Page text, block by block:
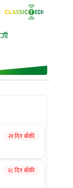
२१ दिन बाँकी
२८ दिन बाँकी